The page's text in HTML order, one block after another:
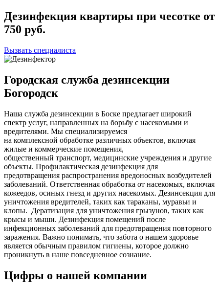
Дезинфекция квартиры при чесотке от
750 руб.
Вызвать специалиста
Городская служба дезинсекции
Богородск
Наша служба дезинсекции в Боске предлагает широкий
спектр услуг, направленных на борьбу с насекомыми и
вредителями. Мы специализируемся
на комплексной обработке различных объектов, включая
жилые и коммерческие помещения,
общественный транспорт, медицинские учреждения и другие
объекты. Профилактическая дезинфекция для
предотвращения распространения вредоносных возбудителей
заболеваний. Ответственная обработка от насекомых, включая
кожеедов, осиных гнезд и других насекомых. Дезинсекция для
уничтожения вредителей, таких как тараканы, муравьи и
клопы. Дератизация для уничтожения грызунов, таких как
крысы и мыши. Дезинфекция помещений после
инфекционных заболеваний для предотвращения повторного
заражения. Важно понимать, что забота о нашем здоровье
является обычным правилом гигиены, которое должно
проникнуть в наше повседневное сознание.
Цифры о нашей компании